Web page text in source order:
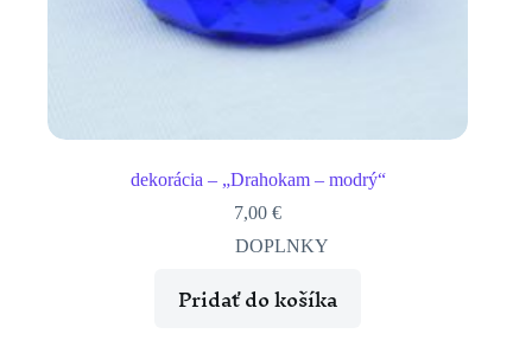
dekorácia – „Drahokam – modrý“
7,00€
DOPLNKY
Pridať do košíka